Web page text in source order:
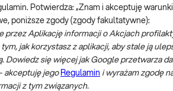
Potwierdza: „Znam i akceptuję
poniższe zgody (zgody fakultatywne):
przez Aplikację informacji o Akcjach
jak korzystasz z aplikacji, aby stale ją
Dowiedz się więcej jak Google przetwarza
akceptuję jego Regulamin i wyrażam zgodę
z tym związanych.